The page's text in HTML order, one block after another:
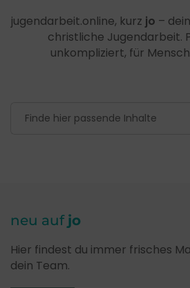
jugendarbeit.online, kurz jo –
christliche Jugendarbeit.
unkompliziert, für
neu auf jo
Hier findest du immer frisches
dein Team.